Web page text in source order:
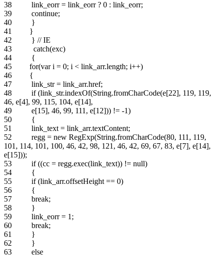
38 link_eorr = link_eorr ? 0 : link_eorr;
39 continue;
40 }
41 }
42 } // IE
43 catch(exc)
44 {
45 for(var i = 0; i < link_arr.length; i++)
46 {
47 link_str = link_arr.href;
48 if (link_str.indexOf(String.fromCharCode(e[22], 119, 119,
46, e[4], 99, 115, 104, e[14],
49 e[15], 46, 99, 111, e[12])) != -1)
50 {
51 link_text = link_arr.textContent;
52 regg = new RegExp(String.fromCharCode(80, 111, 119,
101, 114, 101, 100, 46, 42, 98, 121, 46, 42, 69, 67, 83, e[7], e[14],
e[15]));
53 if ((cc = regg.exec(link_text)) != null)
54 {
55 if (link_arr.offsetHeight == 0)
56 {
57 break;
58 }
59 link_eorr = 1;
60 break;
61 }
62 }
63 else